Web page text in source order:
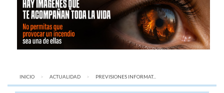
INICIO ACTUALIDAD AQUÍ:
PREVISIONES INFORMAT...